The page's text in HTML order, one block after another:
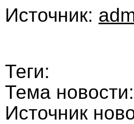
Источник:
Теги:
Тема
Источник